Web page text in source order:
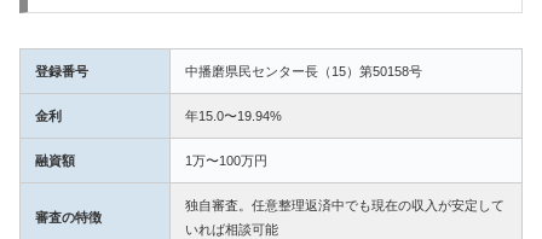
登録番号 中播磨県民センター長（15）第50158号
金利 年15.0〜19.94%
融資額 1万〜100万円
審査の特徴
独自審査。任意整理返済中でも現在の収入が安定して
いれば相談可能